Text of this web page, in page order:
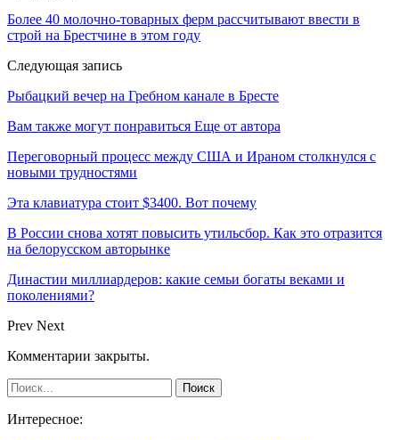
Более 40 молочно-товарных ферм рассчитывают ввести в
строй на Брестчине в этом году
Следующая запись
Рыбацкий вечер на Гребном канале в Бресте
Вам также могут понравиться Еще от автора
Переговорный процесс между США и Ираном столкнулся с
новыми трудностями
Эта клавиатура стоит $3400. Вот почему
В России снова хотят повысить утильсбор. Как это отразится
на белорусском авторынке
Династии миллиардеров: какие семьи богаты веками и
поколениями?
Prev Next
Комментарии закрыты.
Интересное: